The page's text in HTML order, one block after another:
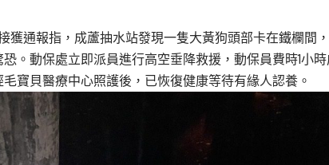
獲通報指，成蘆抽水站發現一隻大黃狗頭部卡在鐵欄間
。動保處立即派員進行高空垂降救援，動保員費時1小
寶貝醫療中心照護後，已恢復健康等待有緣人認養。